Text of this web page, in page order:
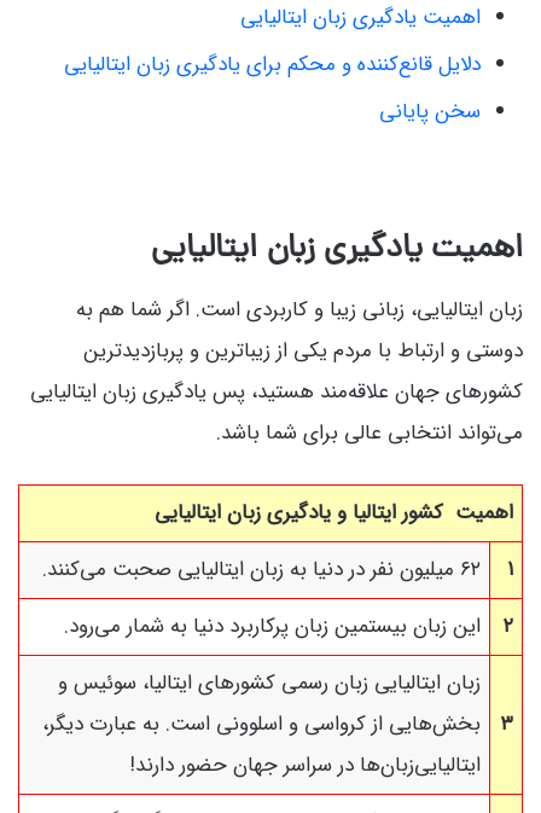
اهمیت یادگیری زبان ایتالیایی
دلایل قانع‌کننده و محکم برای یادگیری زبان ایتالیایی
سخن پایانی
اهمیت یادگیری زبان ایتالیایی
زبان ایتالیایی، زبانی زیبا و کاربردی است. اگر شما هم به
دوستی و ارتباط با مردم یکی از زیباترین و پربازدیدترین
کشورهای جهان علاقه‌مند هستید، پس یادگیری زبان ایتالیایی
می‌تواند انتخابی عالی برای شما باشد.
اهمیت کشور ایتالیا و یادگیری زبان ایتالیایی
۱
۶۲ میلیون نفر در دنیا به زبان ایتالیایی صحبت می‌کنند.
۲
این زبان بیستمین زبان پرکاربرد دنیا به شمار می‌رود.
۳
زبان ایتالیایی زبان رسمی کشورهای ایتالیا، سوئیس و
بخش‌هایی از کرواسی و اسلوونی است. به عبارت دیگر،
ایتالیایی‌زبان‌ها در سراسر جهان حضور دارند!